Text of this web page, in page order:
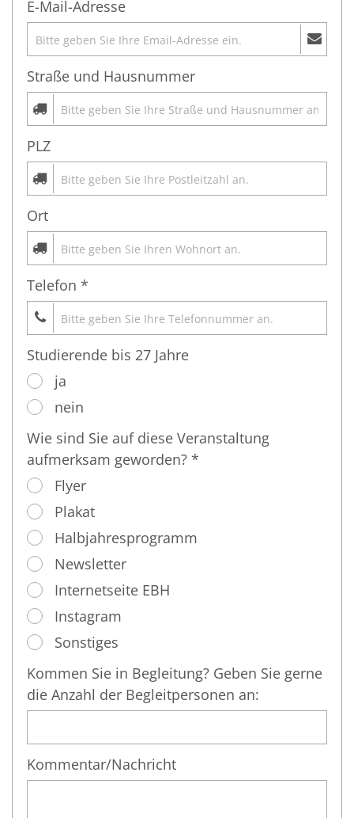
E-Mail-Adresse
Straße und Hausnummer
PLZ
Ort
Telefon *
Studierende bis 27 Jahre
ja
nein
Wie sind Sie auf diese Veranstaltung
aufmerksam geworden? *
Flyer
Plakat
Halbjahresprogramm
Newsletter
Internetseite EBH
Instagram
Sonstiges
Kommen Sie in Begleitung? Geben Sie gerne
die Anzahl der Begleitpersonen an:
Kommentar/Nachricht